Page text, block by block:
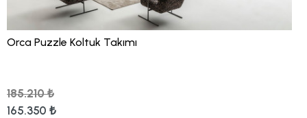
Orca Puzzle Koltuk Takımı
185.210 ₺
165.350 ₺